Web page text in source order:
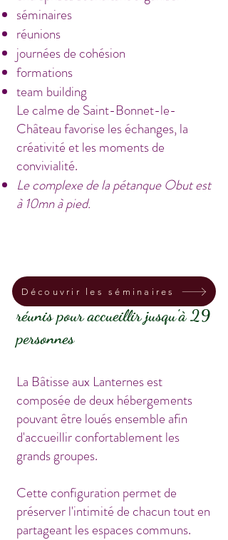
séminaires
réunions
journées de cohésion
formations
team building
Le calme de Saint-Bonnet-le-
Château favorise les échanges, la
créativité et les moments de
convivialité.
Le complexe de la pétanque Obut est
à 10mn à pied.
Deux gîtes de charme
réunis pour accueillir jusqu'à 29
personnes
La Bâtisse aux Lanternes est
composée de deux hébergements
pouvant être loués ensemble afin
d'accueillir confortablement les
grands groupes.
Cette configuration permet de
préserver l'intimité de chacun tout en
partageant les espaces communs.
Découvrir les séminaires